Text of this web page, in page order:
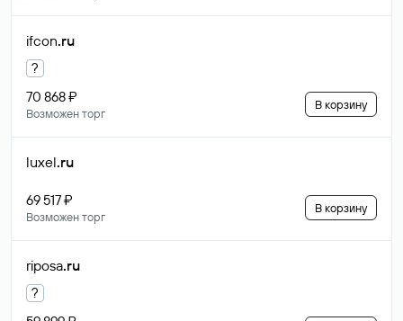
ifcon.ru
?
70 868 ₽
Возможен торг
В корзину
luxel.ru
69 517 ₽
Возможен торг
В корзину
riposa.ru
?